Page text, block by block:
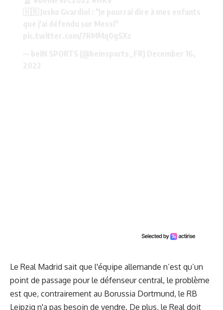
Le Real Madrid sait que l'équipe allemande n’est qu’un
point de passage pour le défenseur central, le problème
est que, contrairement au Borussia Dortmund, le RB
Leipzig n'a pas besoin de vendre. De plus, le Real doit